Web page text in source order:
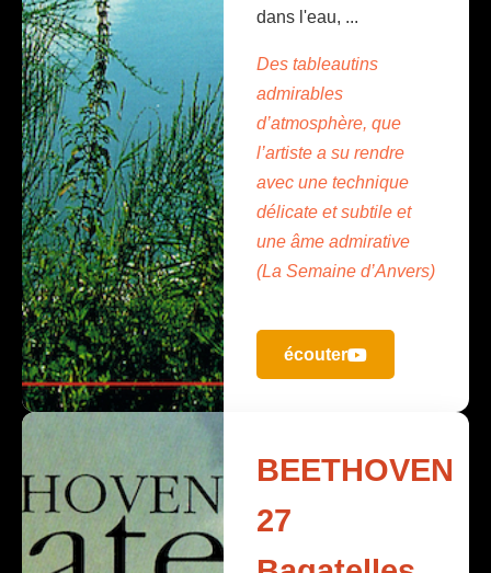
dans l'eau, ...
Des tableautins
admirables
d’atmosphère, que
l’artiste a su rendre
avec une technique
délicate et subtile et
une âme admirative
(La Semaine d’Anvers)
écouter
BEETHOVEN
27